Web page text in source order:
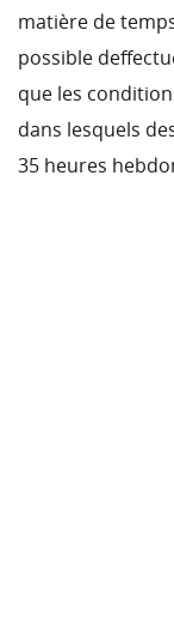
matière de
possible
que les
dans lesquels
35 heures